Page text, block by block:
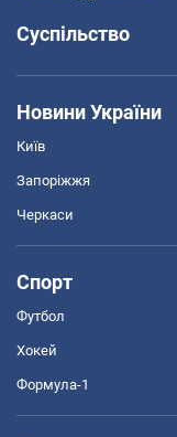
Суспільство
Новини України
Київ
Запоріжжя
Черкаси
Спорт
Футбол
Хокей
Формула-1